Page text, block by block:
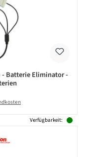
Batterie Eliminator -
Verfügbarkeit: